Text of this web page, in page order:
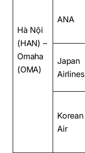
Hà Nội
(HAN) –
Omaha
(OMA)
ANA
Japan
Airlines
Korean
Air